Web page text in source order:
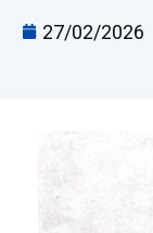
27/02/2026